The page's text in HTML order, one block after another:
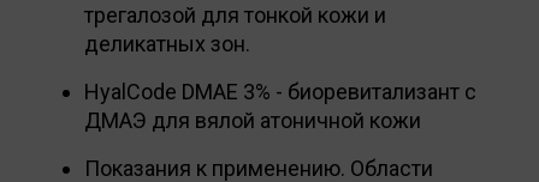
трегалозой для тонкой кожи и
деликатных зон.
HyalCode DMAE 3% - биоревитализант с
ДМАЭ для вялой атоничной кожи
Показания к применению. Области